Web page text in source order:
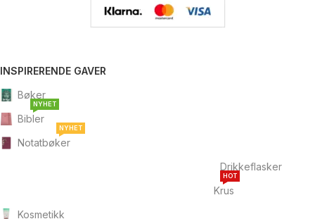
INSPIRERENDE GAVER
Bøker
Bibler
NYHET
Notatbøker
NYHET
Drikkeflasker
Krus
HOT
Kosmetikk